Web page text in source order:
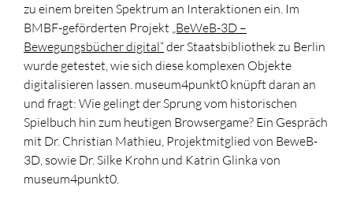
zu einem breiten Spektrum an Interaktionen ein. Im
BMBF-geförderten Projekt „BeWeB-3D –
Bewegungsbücher digital“der Staatsbibliothek zu Berlin
wurde getestet, wie sich diese komplexen Objekte
digitalisieren lassen. museum4punkt0 knüpft daran an
und fragt: Wie gelingt der Sprung vom historischen
Spielbuch hin zum heutigen Browsergame? Ein Gespräch
mit Dr. Christian Mathieu, Projektmitglied von BeweB-
3D, sowie Dr. Silke Krohn und Katrin Glinka von
museum4punkt0.